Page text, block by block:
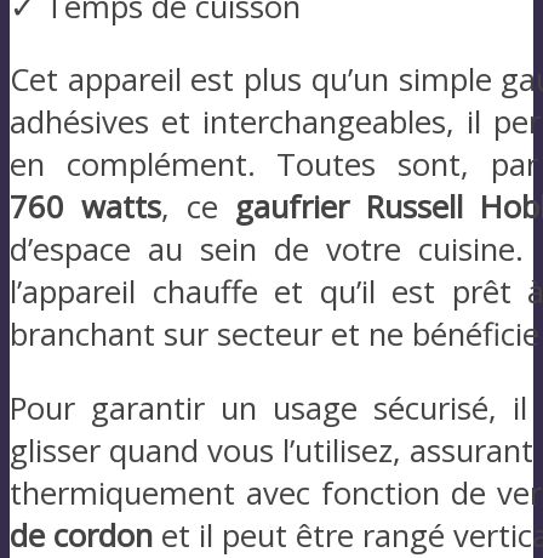
Cet appareil est plus qu’un simple
adhésives et interchangeables, il
en complément. Toutes sont,
760 watts, ce gaufrier Russell
d’espace au sein de votre
l’appareil chauffe et qu’il est prêt
branchant sur secteur et ne
Pour garantir un usage sécurisé,
glisser quand vous l’utilisez,
thermiquement avec fonction de
de cordon et il peut être rangé